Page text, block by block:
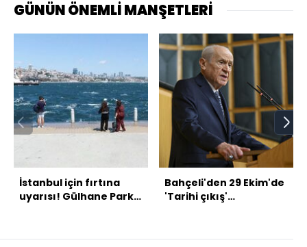
GÜNÜN ÖNEMLİ MANŞETLERİ
İstanbul için fırtına
uyarısı! Gülhane Parkı
Bahçeli'den 29 Ekim'de
'Tarihi çıkış'
sırada: Alevi açılımı